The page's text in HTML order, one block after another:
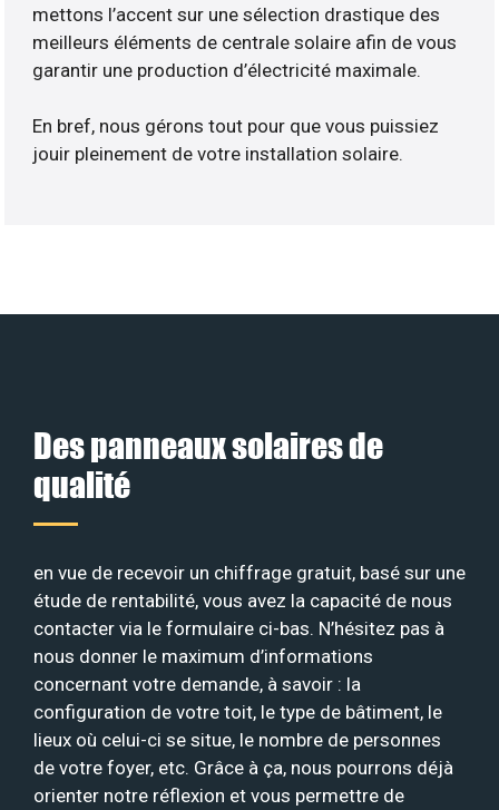
mettons l’accent sur une sélection drastique des
meilleurs éléments de centrale solaire afin de vous
garantir une production d’électricité maximale.
En bref, nous gérons tout pour que vous puissiez
jouir pleinement de votre installation solaire.
Des panneaux solaires de
qualité
en vue de recevoir un chiffrage gratuit, basé sur une
étude de rentabilité, vous avez la capacité de nous
contacter via le formulaire ci-bas. N’hésitez pas à
nous donner le maximum d’informations
concernant votre demande, à savoir : la
configuration de votre toit, le type de bâtiment, le
lieux où celui-ci se situe, le nombre de personnes
de votre foyer, etc. Grâce à ça, nous pourrons déjà
orienter notre réflexion et vous permettre de